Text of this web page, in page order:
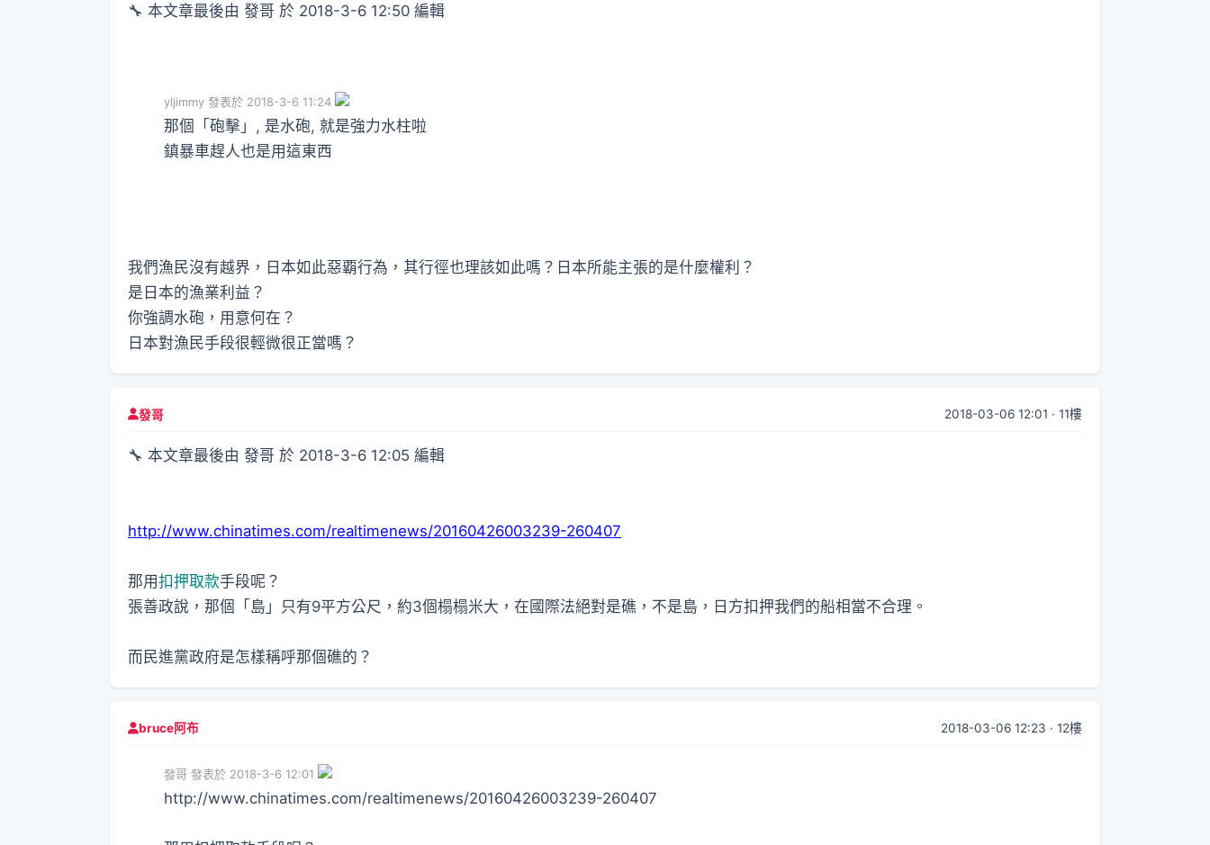
🔧 本文章最後由 發哥 於 2018-3-6 12:50 編輯
yljimmy 發表於 2018-3-6 11:24
那個「砲擊」, 是水砲, 就是強力水柱啦
鎮暴車趕人也是用這東西
我們漁民沒有越界，日本如此惡覇行為，其行徑也理該如此嗎？日本所能主張的是什麼權利？
是日本的漁業利益？
你強調水砲，用意何在？
日本對漁民手段很輕微很正當嗎？
發哥 2018-03-06 12:01 · 11樓
🔧 本文章最後由 發哥 於 2018-3-6 12:05 編輯
http://www.chinatimes.com/realtimenews/20160426003239-260407
那用扣押取款手段呢？
張善政說，那個「島」只有9平方公尺，約3個榻榻米大，在國際法絕對是礁，不是島，日方扣押我們的船相當不合理。
而民進黨政府是怎樣稱呼那個礁的？
bruce阿布 2018-03-06 12:23 · 12樓
發哥 發表於 2018-3-6 12:01
http://www.chinatimes.com/realtimenews/20160426003239-260407